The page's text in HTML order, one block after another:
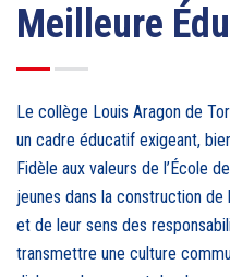
Meilleure
Le collège Louis Aragon de
un cadre éducatif exigeant,
Fidèle aux valeurs de l’École
jeunes dans la construction
et de leur sens des
transmettre une culture